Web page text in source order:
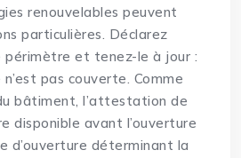
renouvelables peuvent
particulières. Déclarez
périmètre et tenez-le à jour :
pas couverte. Comme
bâtiment, l’attestation de
disponible avant l’ouverture
d’ouverture déterminant la